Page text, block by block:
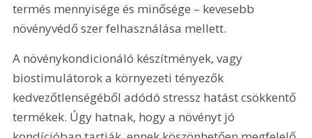
termés mennyisége és minősége – kevesebb
növényvédő szer felhasználása mellett.
A növénykondicionáló készítmények, vagy
biostimulátorok a környezeti tényezők
kedvezőtlenségéből adódó stressz hatást csökkentő
termékek. Úgy hatnak, hogy a növényt jó